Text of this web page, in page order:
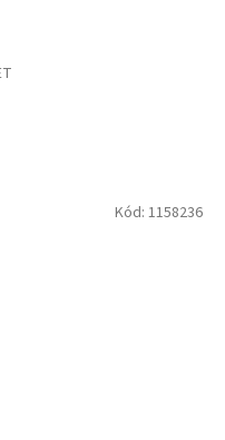
Kód: 1158236